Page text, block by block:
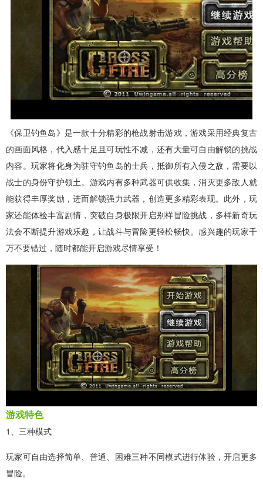
《保卫钓鱼岛》是一款十分精彩的枪战射击游戏，游戏采用经典复古
的画面风格，代入感十足且可玩性不减，还有大量可自由解锁的挑战
内容。玩家将化身为驻守钓鱼岛的士兵，抵御所有入侵之敌，需要以
战士的身份守护领土。游戏内有多种武器可供收集，消灭更多敌人就
能获得丰厚奖励，进而解锁强力武器，创造更多精彩表现。此外，玩
家还能体验丰富剧情，突破自身极限开启别样冒险挑战，多样新奇玩
法会不断提升游戏乐趣，让战斗与冒险更轻松畅快。感兴趣的玩家千
万不要错过，随时都能开启游戏尽情享受！
游戏特色
1、三种模式
玩家可自由选择简单、普通、困难三种不同模式进行体验，开启更多
冒险。